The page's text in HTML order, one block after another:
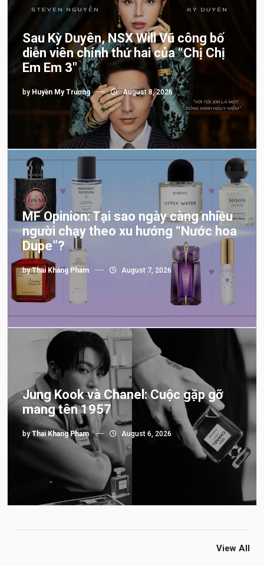
Sau Kỳ Duyên, NSX Will Vũ công bố
diễn viên chính thứ hai của “Chị Chị
Em Em 3″
by Huyền My Trương August 8, 2026
MF Opinion: Tại sao ngày càng nhiều
người chạy theo xu hướng “Nước hoa
Dupe”?
byThai Khang Pham August 7, 2026
Jung Kook và Chanel: Cuộc gặp gỡ
mang tên 1957
byThai Khang Pham August 6, 2026
View All